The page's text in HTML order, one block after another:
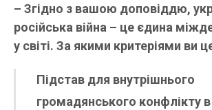
– Згідно з вашою доповіддю,
російська війна – це єдина
у світі. За якими критеріями ви
Підстав для внутрішнього
громадянського конфлікту в